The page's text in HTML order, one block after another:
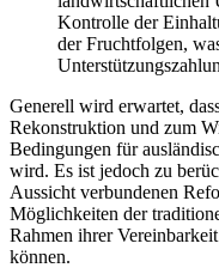
Kontrolle der
der Fruchtfolgen,
Generell wird erwartet,
Rekonstruktion und zum
Bedingungen für
wird. Es ist jedoch zu
Aussicht verbundenen
Möglichkeiten der
Rahmen ihrer
können.